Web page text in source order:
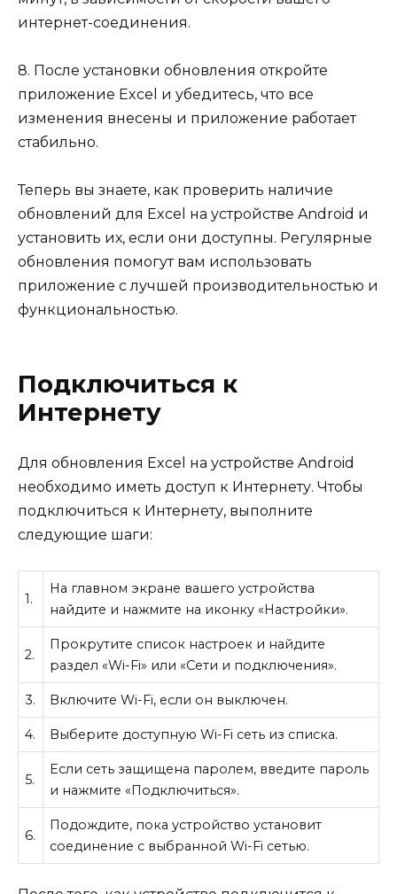
интернет-соединения.
8. После установки обновления откройте
приложение Excel и убедитесь, что все
изменения внесены и приложение работает
стабильно.
Теперь вы знаете, как проверить наличие
обновлений для Excel на устройстве Android и
установить их, если они доступны. Регулярные
обновления помогут вам использовать
приложение с лучшей производительностью и
функциональностью.
Подключиться к
Интернету
Для обновления Excel на устройстве Android
необходимо иметь доступ к Интернету. Чтобы
подключиться к Интернету, выполните
следующие шаги:
1.
На главном экране вашего устройства
найдите и нажмите на иконку «Настройки».
2.
Прокрутите список настроек и найдите
раздел «Wi-Fi» или «Сети и подключения».
3. Включите Wi-Fi, если он выключен.
4. Выберите доступную Wi-Fi сеть из списка.
5.
Если сеть защищена паролем, введите пароль
и нажмите «Подключиться».
6.
Подождите, пока устройство установит
соединение с выбранной Wi-Fi сетью.